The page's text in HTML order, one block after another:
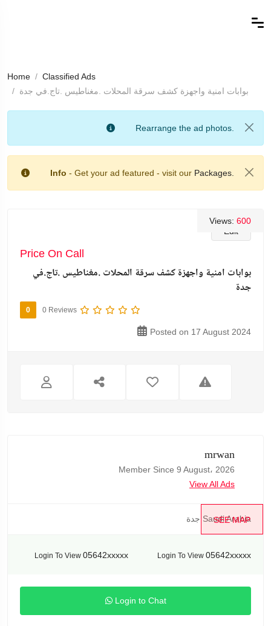
Home
Classified Ads
بوابات امنية واجهزة كشف سرقة المحلات .مغناطيس .تاج.في جدة
Rearrange the ad photos.
Info - Get your ad featured - visit our Packages.
Edit
Views: 600
Price On Call
بوابات امنية واجهزة كشف سرقة المحلات .مغناطيس .تاج.في
جدة
0 0 Reviews
Posted on 17 August 2024
mrwan
Member Since 9 August، 2026
View All Ads
SEE MAP
جدة Saudi Arabia
Login To View 05642xxxxx Login To View 05642xxxxx
Login to Chat